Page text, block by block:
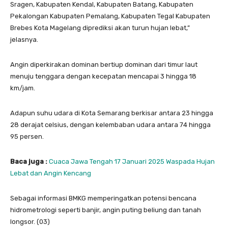
Sragen, Kabupaten Kendal, Kabupaten Batang, Kabupaten
Pekalongan Kabupaten Pemalang, Kabupaten Tegal Kabupaten
Brebes Kota Magelang diprediksi akan turun hujan lebat,”
jelasnya.
Angin diperkirakan dominan bertiup dominan dari timur laut
menuju tenggara dengan kecepatan mencapai 3 hingga 18
km/jam.
Adapun suhu udara di Kota Semarang berkisar antara 23 hingga
28 derajat celsius, dengan kelembaban udara antara 74 hingga
95 persen.
Baca juga : Cuaca Jawa Tengah 17 Januari 2025 Waspada Hujan
Lebat dan Angin Kencang
Sebagai informasi BMKG memperingatkan potensi bencana
hidrometrologi seperti banjir, angin puting beliung dan tanah
longsor. (03)